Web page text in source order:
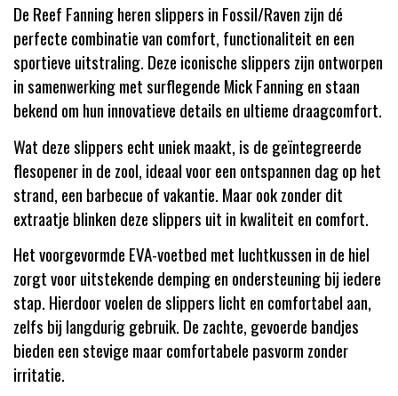
De Reef Fanning heren slippers in Fossil/Raven zijn dé
perfecte combinatie van comfort, functionaliteit en een
sportieve uitstraling. Deze iconische slippers zijn ontworpen
in samenwerking met surflegende Mick Fanning en staan
bekend om hun innovatieve details en ultieme draagcomfort.
Wat deze slippers echt uniek maakt, is de geïntegreerde
flesopener in de zool, ideaal voor een ontspannen dag op het
strand, een barbecue of vakantie. Maar ook zonder dit
extraatje blinken deze slippers uit in kwaliteit en comfort.
Het voorgevormde EVA-voetbed met luchtkussen in de hiel
zorgt voor uitstekende demping en ondersteuning bij iedere
stap. Hierdoor voelen de slippers licht en comfortabel aan,
zelfs bij langdurig gebruik. De zachte, gevoerde bandjes
bieden een stevige maar comfortabele pasvorm zonder
irritatie.